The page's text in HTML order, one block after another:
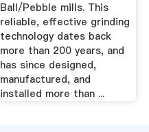
Ball/Pebble mills. This
reliable, effective grinding
technology dates back
more than 200 years, and
has since designed,
manufactured, and
installed more than ...